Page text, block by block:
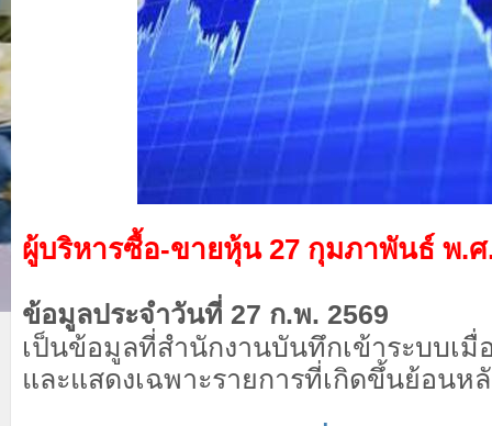
ผู้บริหารซื้อ-ขายหุ้น 27 กุมภาพันธ์ พ.ศ
ข้อมูลประจำวันที่ 27 ก.พ. 2569
เป็นข้อมูลที่สำนักงานบันทึกเข้าระบบเมื่
และแสดงเฉพาะรายการที่เกิดขึ้นย้อนห